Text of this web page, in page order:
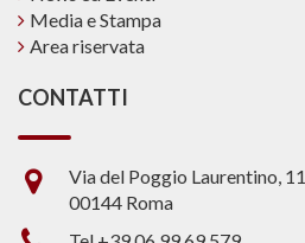
Media e Stampa
Area riservata
CONTATTI
Via del Poggio Laurentino, 11
00144 Roma